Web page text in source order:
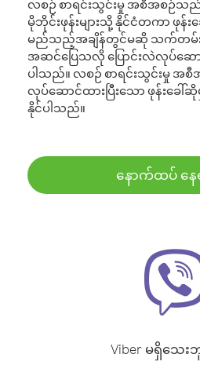
လစဉ် စာရင်းသွင်းမှု အစီအစဉ်သည် က
မိုဘိုင်းဖုန်းများသို့ နိုင်ငံတကာ ဖုန်းခ
မည်သည့်အချိန်တွင်မဆို သက်တမ်း
အဆင်ပြေသလို ပြောင်းလဲလုပ်ဆ
ပါသည်။ လစဉ် စာရင်းသွင်းမှု အ
လုပ်ဆောင်ထားပြီးသော ဖုန်းခေါ်
နိုင်ပါသည်။
နောက်ထပ် နေရ
Viber မရှိသေး